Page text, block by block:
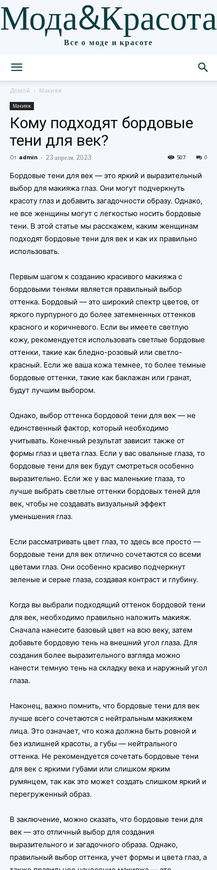
Мода&Красота
Все о моде и красоте
Домой Макияж
Макияж
Кому подходят бордовые
тени для век?
От admin - 23 апреля, 2023 0
507
Бордовые тени для век — это яркий и выразительный
выбор для макияжа глаз. Они могут подчеркнуть
красоту глаз и добавить загадочности образу. Однако,
не все женщины могут с легкостью носить бордовые
тени. В этой статье мы расскажем, каким женщинам
подходят бордовые тени для век и как их правильно
использовать.
Первым шагом к созданию красивого макияжа с
бордовыми тенями является правильный выбор
оттенка. Бордовый — это широкий спектр цветов, от
яркого пурпурного до более затемненных оттенков
красного и коричневого. Если вы имеете светлую
кожу, рекомендуется использовать светлые бордовые
оттенки, такие как бледно-розовый или светло-
красный. Если же ваша кожа темнее, то более темные
бордовые оттенки, такие как баклажан или гранат,
будут лучшим выбором.
Однако, выбор оттенка бордовой тени для век — не
единственный фактор, который необходимо
учитывать. Конечный результат зависит также от
формы глаз и цвета глаз. Если у вас овальные глаза, то
бордовые тени для век будут смотреться особенно
выразительно. Если же у вас маленькие глаза, то
лучше выбрать светлые оттенки бордовых теней для
век, чтобы не создавать визуальный эффект
уменьшения глаз.
Если рассматривать цвет глаз, то здесь все просто —
бордовые тени для век отлично сочетаются со всеми
цветами глаз. Они особенно красиво подчеркнут
зеленые и серые глаза, создавая контраст и глубину.
Когда вы выбрали подходящий оттенок бордовой тени
для век, необходимо правильно наложить макияж.
Сначала нанесите базовый цвет на всю веку, затем
добавьте бордовую тень на внешний угол глаза. Для
создания более выразительного взгляда можно
нанести темную тень на складку века и наружный угол
глаза.
Наконец, важно помнить, что бордовые тени для век
лучше всего сочетаются с нейтральным макияжем
лица. Это означает, что кожа должна быть ровной и
без излишней красоты, а губы — нейтрального
оттенка. Не рекомендуется сочетать бордовые тени
для век с яркими губами или слишком ярким
румянцем, так как это может создать слишком яркий и
перегруженный образ.
В заключение, можно сказать, что бордовые тени для
век — это отличный выбор для создания
выразительного и загадочного образа. Однако,
правильный выбор оттенка, учет формы и цвета глаз, а